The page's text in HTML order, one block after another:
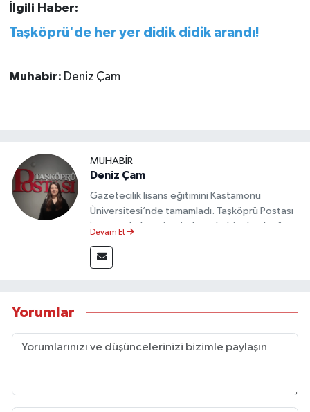
İlgili Haber:
Taşköprü'de her yer didik didik arandı!
Muhabir: Deniz Çam
MUHABİR
Deniz Çam
Gazetecilik lisans eğitimini Kastamonu
Üniversitesi’nde tamamladı. Taşköprü Postası
internet haber sitesinde muhabir olarak görev
Devam Et
Yorumlar